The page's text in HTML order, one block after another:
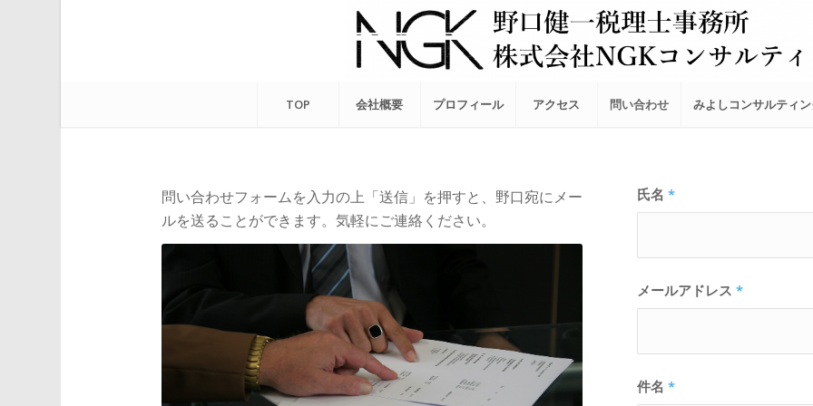
TOP 会社概要 プロフィール アクセス 問い合わせ みよしコンサルティ
問い合わせフォームを入力の上「送信」を押すと、野口宛にメー
ルを送ることができます。気軽にご連絡ください。
氏名 *
メールアドレス *
件名 *